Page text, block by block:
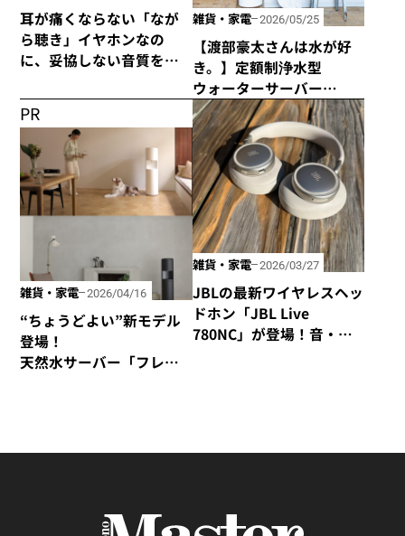
耳が痛くならない「なが
ら聴き」イヤホンなの
に、妥協しない音質を追
発売！
雑貨・家電 2026/05/25
【渡部豪太さんは水が好
き。】定額制浄水型
ウォーターサーバー
every frecious tallを使っ
てみた
PR
雑貨・家電 2026/04/16
“ちょうどよい”新モデル
登場！
天然水サーバー「フレ
雑貨・家電 2026/03/27
JBLの最新ワイヤレスヘッ
ドホン「JBL Live
780NC」が登場！音・装